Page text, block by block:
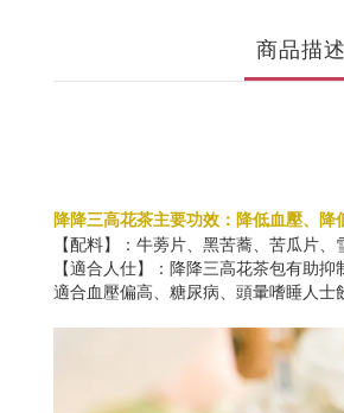
商品描述
降降三高花茶主要功效：降低血壓、降
【配料】：牛蒡片、黑苦蕎、苦瓜片、
【適合人仕】：降降三高花茶包有助
適合血壓偏高、糖尿病、頭暈嗜睡人士